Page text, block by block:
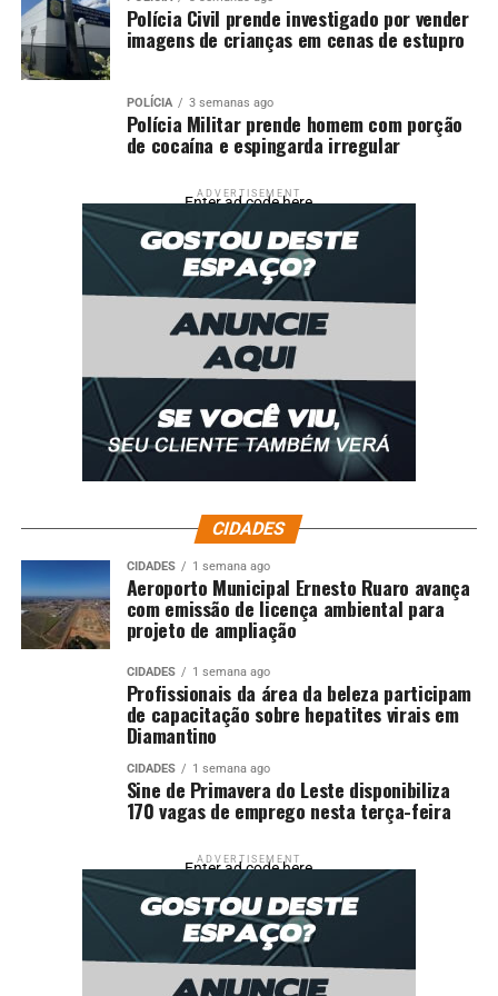
Fonte: EBC Cultura
Comentários
RELATED TOPICS: 41º ARTESANATO
CULTURA
PF cumpre mandados de busca e apreensão em
investigação de tortura
PF apreende mercadorias contrabandeadas em Novo
Polícia Civil prende investigado por vender
imagens de crianças em cenas de estupro
POLÍCIA 3 semanas ago
Polícia Militar prende homem com porção
de cocaína e espingarda irregular
ADVERTISEMENT
Enter ad code here
CIDADES
CIDADES 1 semana ago
Aeroporto Municipal Ernesto Ruaro avança
com emissão de licença ambiental para
projeto de ampliação
CIDADES 1 semana ago
Profissionais da área da beleza participam
de capacitação sobre hepatites virais em
Diamantino
CIDADES 1 semana ago
Sine de Primavera do Leste disponibiliza
170 vagas de emprego nesta terça-feira
ADVERTISEMENT
Enter ad code here